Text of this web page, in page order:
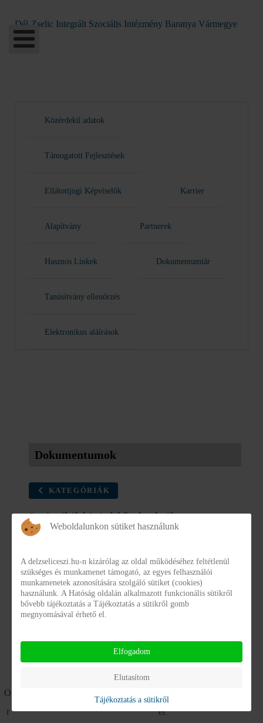
Dél-Zselic Integrált Szociális Intézmény Baranya Vármegye
Közérdekű adatok
Támogatott Fejlesztések
Ellátottjogi Képviselők Karrier
Alapítvány Partnerek
Hasznos Linkek Dokumentumtár
Tanúsítvány ellenőrzés
Elektronikus aláírások
Dokumentumok
KATEGÓRIÁK
Statisztikák közérdekű adatokról
Statisztikák közérdekű adatokról - Archívum
NAIH adatlap - 2025
NAIH_adatlap_2025.pdf
Részletek
O
r
et
Weboldalunkon sütiket használunk
A delzseliceszi.hu-n kizárólag az oldal működéséhez feltétlenül
szükséges és munkamenet támogató, az egyes felhasználói
munkamenetek azonosítására szolgáló sütiket (cookies)
használunk. A Hatóság oldalán alkalmazott funkcionális sütikről
bővebb tájékoztatás a Tájékoztatás a sütikről gomb
megnyomásával érhető el.
Elfogadom
Elutasítom
Tájékoztatás a sütikről